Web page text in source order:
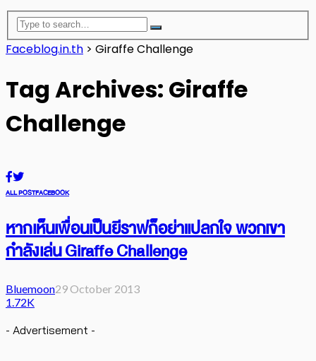
Faceblog.in.th > Giraffe Challenge
Tag Archives: Giraffe
Challenge
ALL POSTFACEBOOK
หากเห็นเพื่อนเป็นยีราฟก็อย่าแปลกใจ พวกเขา
กำลังเล่น Giraffe Challenge
Bluemoon29 October 2013
1.72K
- Advertisement -